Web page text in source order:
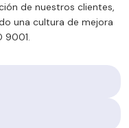
de nuestros clientes,
una cultura de mejora
9001.